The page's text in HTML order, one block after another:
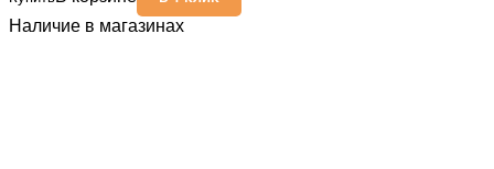
Наличие в магазинах